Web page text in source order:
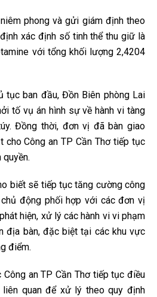
phong và gửi giám định theo
xác định số tinh thể thu giữ là
với tổng khối lượng 2,4204
tục ban đầu, Đồn Biên phòng Lai
tố vụ án hình sự về hành vi tàng
Đồng thời, đơn vị đã bàn giao
cho Công an TP Cần Thơ tiếp tục
biết sẽ tiếp tục tăng cường công
động phối hợp với các đơn vị
hiện, xử lý các hành vi vi phạm
địa bàn, đặc biệt tại các khu vực
điểm.
an TP Cần Thơ tiếp tục điều
quan để xử lý theo quy định